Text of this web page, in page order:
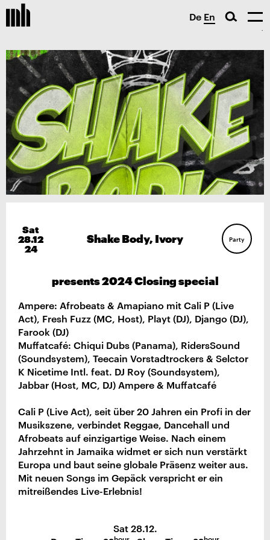
De En
Sat
28.12
24
Shake Body, Ivory Party
presents 2024 Closing special
Ampere: Afrobeats & Amapiano mit Cali P (Live
Act), Fresh Fuzz (MC, Host), Playt (DJ), Django (DJ),
Farook (DJ)
Muffatcafé: Chiqui Dubs (Panama), RidersSound
(Soundsystem), Teecain Vorstadtrockers & Selctor
K Nicetime Intl. feat. DJ Roy (Soundsystem),
Jabbar (Host, MC, DJ) Ampere & Muffatcafé
Cali P (Live Act), seit über 20 Jahren ein Profi in der
Musikszene, verbindet Reggae, Dancehall und
Afrobeats auf einzigartige Weise. Nach einem
Jahrzehnt in Jamaika widmet er sich nun verstärkt
Europa und baut seine globale Präsenz weiter aus.
Mit neuen Songs im Gepäck verspricht er ein
mitreißendes Live-Erlebnis!
Sat 28.12.